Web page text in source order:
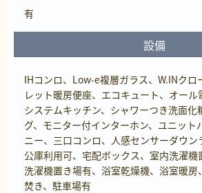
有
設備
IHコンロ、Low-e複層ガラス、W.INクロ
レット暖房便座、エコキュート、オール
システムキッチン、シャワーつき洗面化
グ、モニター付インターホン、ユニット
ニー、三口コンロ、人感センサーダウン
公庫利用可、宅配ボックス、室内洗濯機
洗濯機置き場有、浴室乾燥機、浴室暖房
焚き、駐車場有